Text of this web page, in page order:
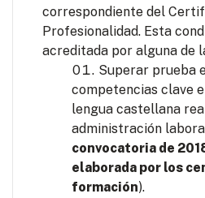
correspondiente del
Profesionalidad. Esta
acreditada por alguna de
Superar prueba
competencias clave
lengua castellana
administración
convocatoria de
elaborada por los
formación).